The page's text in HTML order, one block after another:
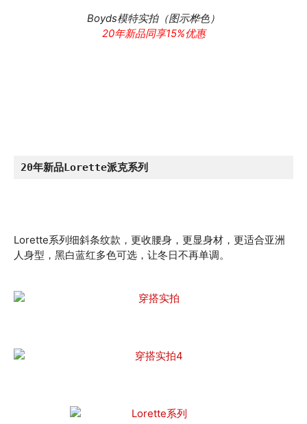
Boyds模特实拍（图示桦色）
20年新品同享15%优惠
20年新品Lorette派克系列
Lorette系列细斜条纹款，更收腰身，更显身材，更适合亚洲
人身型，黑白蓝红多色可选，让冬日不再单调。